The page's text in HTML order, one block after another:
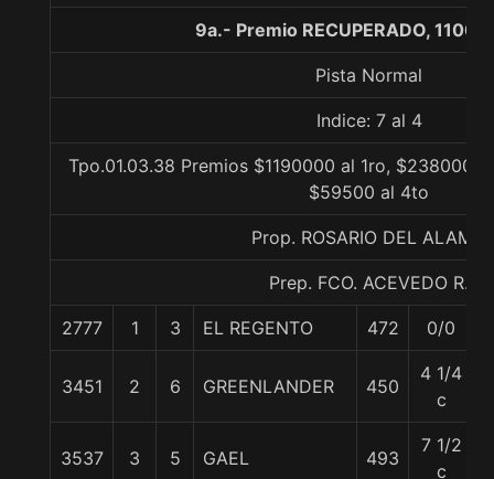
9a.- Premio RECUPERADO, 1100
Pista Normal
Indice: 7 al 4
Tpo.01.03.38 Premios $1190000 al 1ro, $238000
$59500 al 4to
Prop. ROSARIO DEL ALAMO
Prep. FCO. ACEVEDO R.
2777 1 3 EL REGENTO 472 0/0
3451 2 6 GREENLANDER 450
4 1/4
c
3537 3 5 GAEL 493
7 1/2
c